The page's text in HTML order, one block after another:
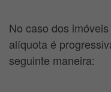
No caso dos
alíquota é
seguinte maneira: